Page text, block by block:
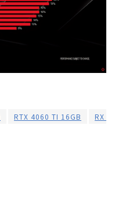
RTX 4060 TI 16GB RX